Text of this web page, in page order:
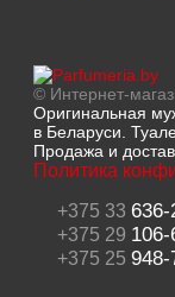
© Интернет-
Оригинальная
в Беларуси.
Продажа и
Политика
+375 33 636-
+375 29
+375 25 948-